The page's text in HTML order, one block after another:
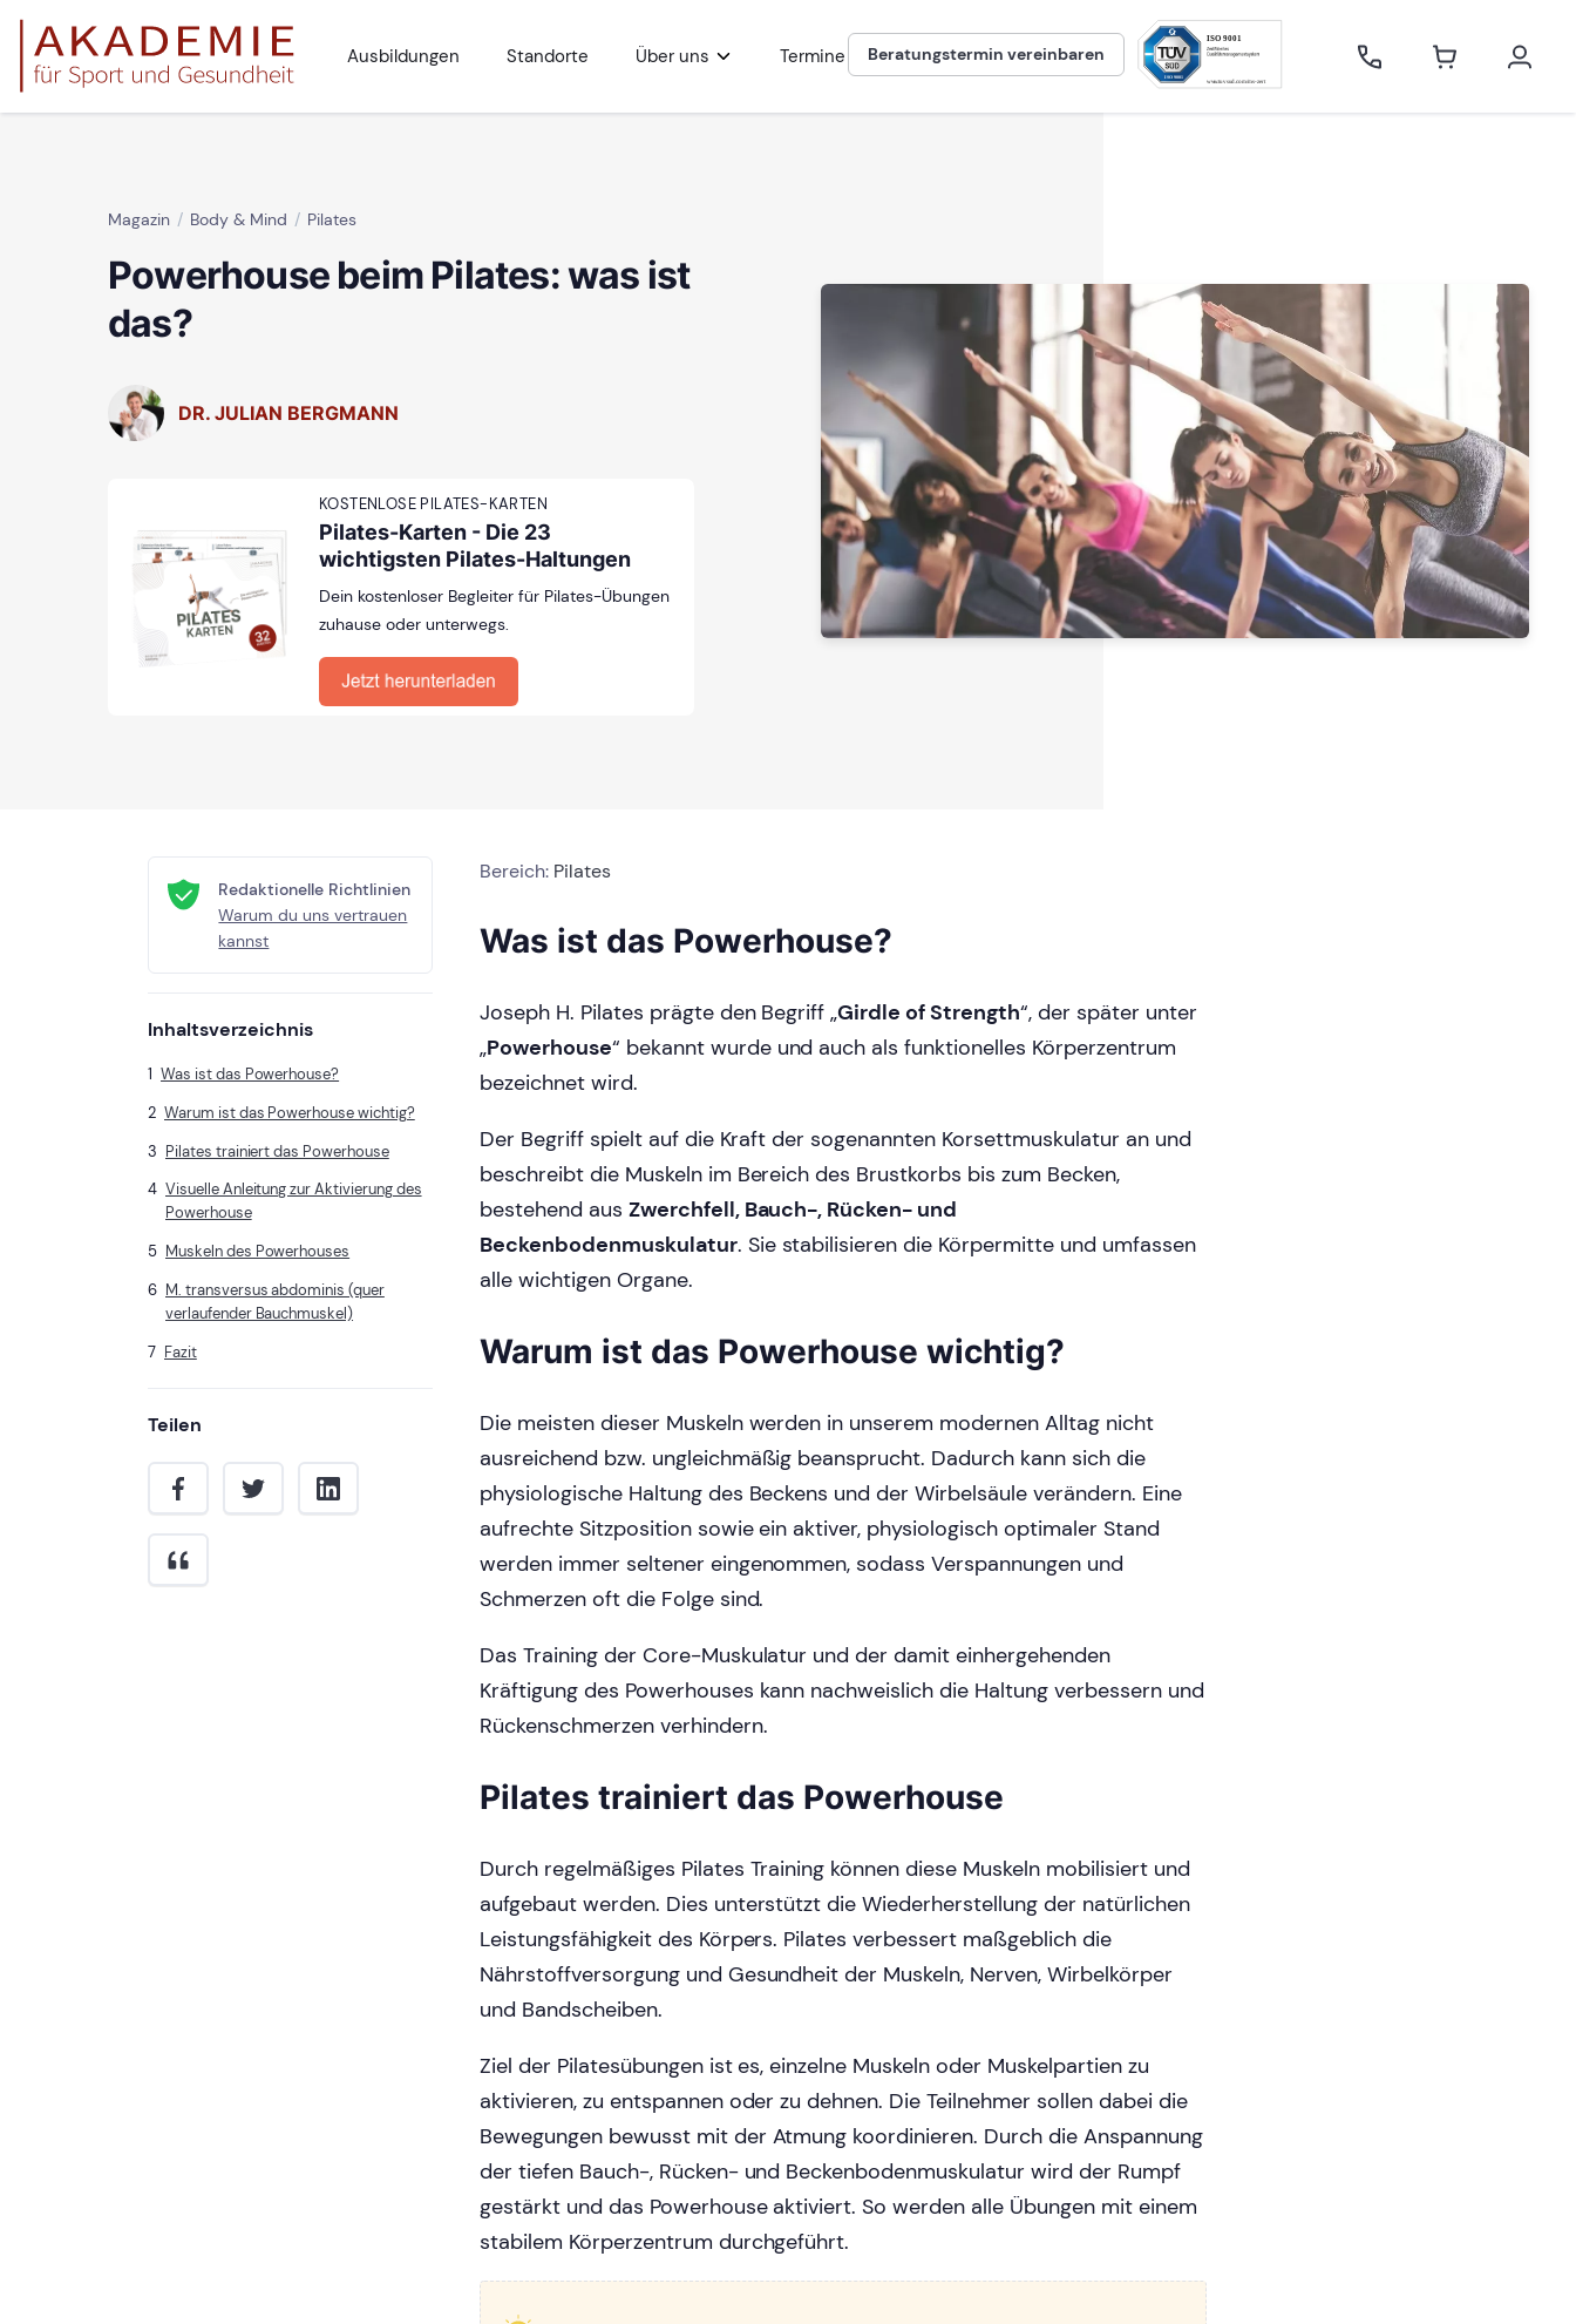
Ausbildungen Standorte Über uns Termine Beratungstermin vereinbaren
Magazin Body & Mind Pilates
Powerhouse beim Pilates: was ist
das?
DR. JULIAN BERGMANN
KOSTENLOSE PILATES-KARTEN
Pilates-Karten - Die 23
wichtigsten Pilates-Haltungen
Dein kostenloser Begleiter für Pilates-Übungen
zuhause oder unterwegs.
Redaktionelle Richtlinien
Warum du uns vertrauen
kannst
Inhaltsverzeichnis
Was ist das Powerhouse?
Warum ist das Powerhouse wichtig?
Pilates trainiert das Powerhouse
Visuelle Anleitung zur Aktivierung des
Powerhouse
Muskeln des Powerhouses
M. transversus abdominis (quer
verlaufender Bauchmuskel)
Fazit
Teilen
Bereich: Pilates
Was ist das Powerhouse?
Joseph H. Pilates prägte den Begriff „Girdle of Strength“, der später unter
„Powerhouse“ bekannt wurde und auch als funktionelles Körperzentrum
bezeichnet wird.
Der Begriff spielt auf die Kraft der sogenannten Korsettmuskulatur an und
beschreibt die Muskeln im Bereich des Brustkorbs bis zum Becken,
bestehend aus Zwerchfell, Bauch-, Rücken- und
Beckenbodenmuskulatur. Sie stabilisieren die Körpermitte und umfassen
alle wichtigen Organe.
Warum ist das Powerhouse wichtig?
Die meisten dieser Muskeln werden in unserem modernen Alltag nicht
ausreichend bzw. ungleichmäßig beansprucht. Dadurch kann sich die
physiologische Haltung des Beckens und der Wirbelsäule verändern. Eine
aufrechte Sitzposition sowie ein aktiver, physiologisch optimaler Stand
werden immer seltener eingenommen, sodass Verspannungen und
Schmerzen oft die Folge sind.
Das Training der Core-Muskulatur und der damit einhergehenden
Kräftigung des Powerhouses kann nachweislich die Haltung verbessern und
Rückenschmerzen verhindern.
Pilates trainiert das Powerhouse
Durch regelmäßiges Pilates Training können diese Muskeln mobilisiert und
aufgebaut werden. Dies unterstützt die Wiederherstellung der natürlichen
Leistungsfähigkeit des Körpers. Pilates verbessert maßgeblich die
Nährstoffversorgung und Gesundheit der Muskeln, Nerven, Wirbelkörper
und Bandscheiben.
Ziel der Pilatesübungen ist es, einzelne Muskeln oder Muskelpartien zu
aktivieren, zu entspannen oder zu dehnen. Die Teilnehmer sollen dabei die
Bewegungen bewusst mit der Atmung koordinieren. Durch die Anspannung
der tiefen Bauch-, Rücken- und Beckenbodenmuskulatur wird der Rumpf
gestärkt und das Powerhouse aktiviert. So werden alle Übungen mit einem
stabilem Körperzentrum durchgeführt.